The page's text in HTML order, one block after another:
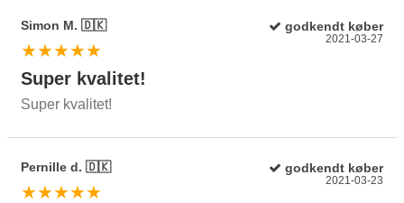
Simon M. 🇩🇰 godkendt køber
★★★★★
2021-03-27
Super kvalitet!
Super kvalitet!
Pernille d. 🇩🇰 godkendt køber
★★★★★
2021-03-23